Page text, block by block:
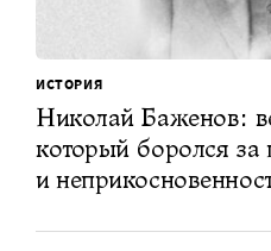
ИСТОРИЯ
Николай Баженов:
который боролся за
и